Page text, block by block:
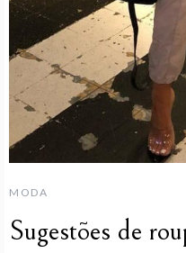
MODA
Sugestões de